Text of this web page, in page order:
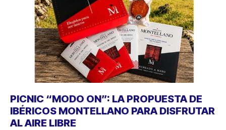
PICNIC “MODO ON”: LA PROPUESTA DE
IBÉRICOS MONTELLANO PARA DISFRUTAR
AL AIRE LIBRE